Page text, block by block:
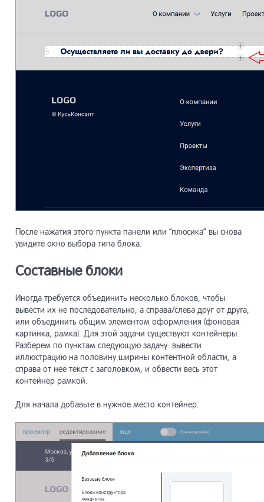
После нажатия этого пункта панели или “плюсика” вы снова
увидите окно выбора типа блока.
Составные блоки
Иногда требуется объединить несколько блоков, чтобы
вывести их не последовательно, а справа/слева друг от друга,
или объединить общим элементом оформления (фоновая
картинка, рамка). Для этой задачи существуют контейнеры.
Разберем по пунктам следующую задачу: вывести
иллюстрацию на половину ширины контентной области, а
справа от нее текст с заголовком, и обвести весь этот
контейнер рамкой.
Для начала добавьте в нужное место контейнер.